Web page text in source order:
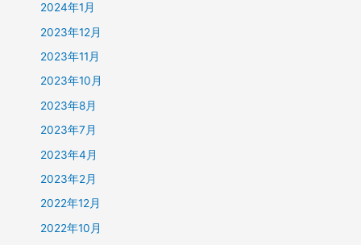
2024年1月
2023年12月
2023年11月
2023年10月
2023年8月
2023年7月
2023年4月
2023年2月
2022年12月
2022年10月